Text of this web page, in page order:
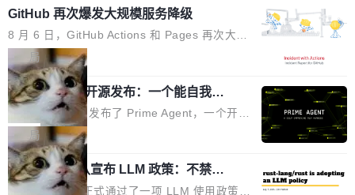
他引用的帖子来自 Mathew Shen，一位 ICLR 2
026 的读者：「看了篇 ...
理由很具体。FA 系列不需要解释，但 FA2 是他
认为最重要的一个——复杂度恰到好处，刚好能
驱动你去学 CuTe，但还没被那些"邪恶的" Hopp
er++ 优化所淹没，足够容易修改和适配。 更关
键的是 FA2 的持久性...
鸿蒙通过统一技术底座和分布式能力，为不同类
型智能设备的开发、连接与互联提供关键支撑，
也为产业链企业探索产品创新与商业增长打开新
的空间。 8月14日，开源鸿蒙智能硬件开发者日
（OHDD：OpenHarmony Hardware Develope
r Day）将在杭州启航。活动面向智能硬件产业
链企业和开发者，邀请行业专家与资深技术顾
问，围绕开源鸿蒙技术能力、设备适配、芯片适
配、功耗与稳定性调优、兼容性测评及统一互联
等内容展开系统讲解和实战交流，帮助企业进一
GitHub 再次爆发大规模服务降级
8 月 6 日，GitHub Actions 和 Pages 再次大规
模服务降级，Actions 完全不可用超过 5 小时，
webhook 停发，连自托管 runner 也因调度层故
障无法工作。Pages、Copilot code review、C
opilot coding agent 全部受影响。从检测到完全
恢复，大约 12 小时。 这是 2026 年 8 月的第六
起事故，其中四起与 AI/Copilot 服务相关。 Git
Hub 员工 kdaigle 在 HN 讨论中贴出了一组数
据：2025 年全年 10 亿次 commit。现在，每周
局
Prime Agent 开源发布：一个能自我改
进的编程 Agent，ARC-AGI 3 超越人类
专家基线
Prime Intellect 发布了 Prime Agent，一个开源
的编程 Agent Harness，核心设计围绕两个抽
象：Recursive Language Model（RLM）和 C
ontinual Harness。在 ARC-AGI 3 基准测试
上，Prime Agent + Opus 5 的组合达到了 95.
局
Rust 项目团队宣布 LLM 政策：不禁
止，但你要承认哪些代码不是你写的
Rust 语言项目正式通过了一项 LLM 使用政策，